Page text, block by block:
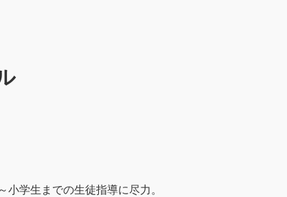
学生までの生徒指導に尽力。